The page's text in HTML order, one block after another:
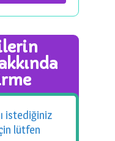
istediğiniz
lütfen